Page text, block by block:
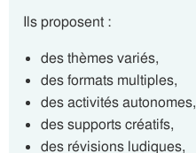
Ils proposent :
des thèmes variés,
des formats multiples,
des activités autonomes,
des supports créatifs,
des révisions ludiques,